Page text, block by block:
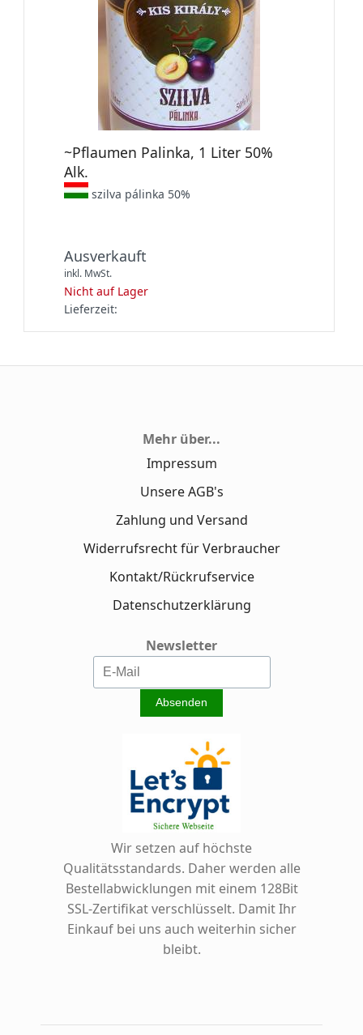
~Pflaumen Palinka, 1 Liter 50%
Alk.
szilva pálinka 50%
Ausverkauft
inkl. MwSt.
Nicht auf Lager
Lieferzeit:
Mehr über...
Impressum
Unsere AGB's
Zahlung und Versand
Widerrufsrecht für Verbraucher
Kontakt/Rückrufservice
Datenschutzerklärung
Newsletter
Wir setzen auf höchste
Qualitätsstandards. Daher werden alle
Bestellabwicklungen mit einem 128Bit
SSL-Zertifikat verschlüsselt. Damit Ihr
Einkauf bei uns auch weiterhin sicher
bleibt.